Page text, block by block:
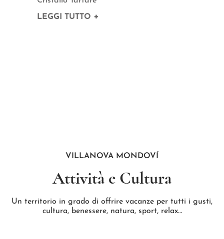
LEGGI TUTTO
VILLANOVA MONDOVÍ
Attività e Cultura
Un territorio in grado di offrire vacanze per tutti i gusti,
cultura, benessere, natura, sport, relax…